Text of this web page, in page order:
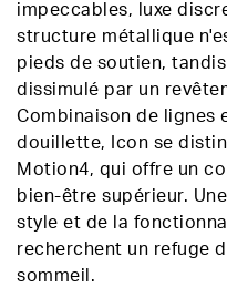
impeccables, luxe
structure métallique
pieds de soutien,
dissimulé par un
Combinaison de lignes
douillette, Icon se
Motion4, qui offre un
bien-être supérieur.
style et de la
recherchent un refuge
sommeil.